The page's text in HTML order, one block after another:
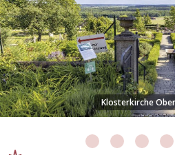
Oberelchingen © Heiko Grandel